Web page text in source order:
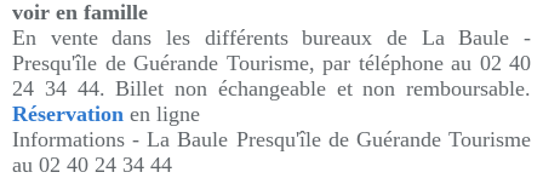
voir en famille
En vente dans les différents bureaux de La Baule -
Presqu'île de Guérande Tourisme, par téléphone au 02 40
24 34 44. Billet non échangeable et non remboursable.
Réservation en ligne
Informations -La Baule Presqu'île de Guérande Tourisme
au 02 40 24 34 44